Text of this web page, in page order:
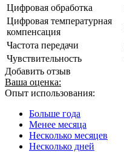
Цифровая обработка
Цифровая температурная
компенсация
Частота передачи
Чувствительность
Добавить отзыв
Ваша оценка:
Опыт использования:
Больше года
Менее месяца
Несколько месяцев
Несколько дней